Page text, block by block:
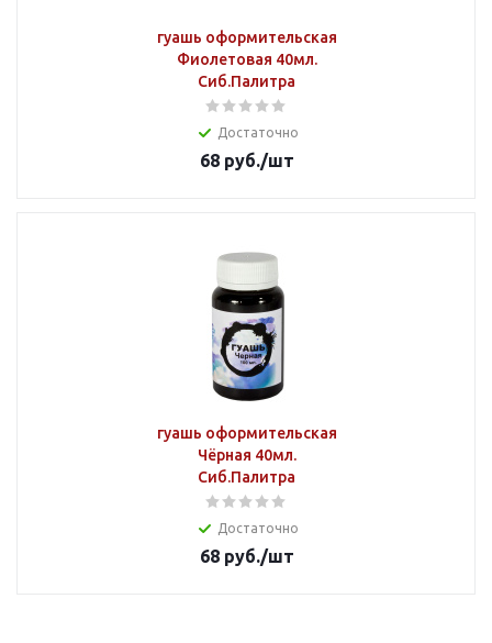
гуашь оформительская
Фиолетовая 40мл.
Сиб.Палитра
Достаточно
68руб./шт
гуашь оформительская
Чёрная 40мл.
Сиб.Палитра
Достаточно
68руб./шт